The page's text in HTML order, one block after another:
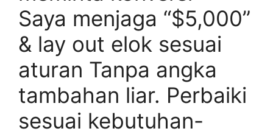
Saya menjaga “$5,000”
& lay out elok sesuai
aturan Tanpa angka
tambahan liar. Perbaiki
sesuai kebutuhan-